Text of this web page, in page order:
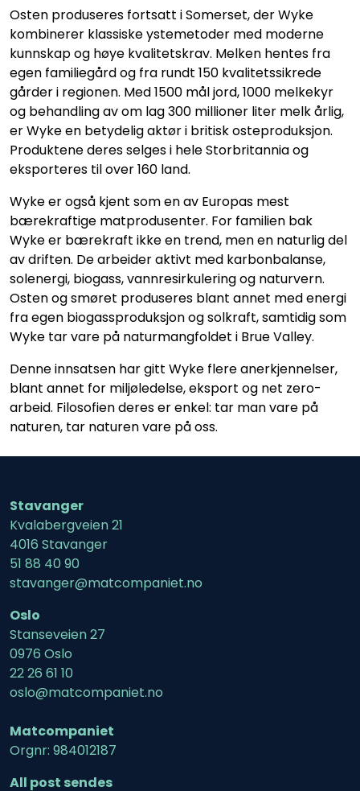
Osten produseres fortsatt i Somerset, der Wyke
kombinerer klassiske ystemetoder med moderne
kunnskap og høye kvalitetskrav. Melken hentes fra
egen familiegård og fra rundt 150 kvalitetssikrede
gårder i regionen. Med 1500 mål jord, 1000 melkekyr
og behandling av om lag 300 millioner liter melk årlig,
er Wyke en betydelig aktør i britisk osteproduksjon.
Produktene deres selges i hele Storbritannia og
eksporteres til over 160 land.
Wyke er også kjent som en av Europas mest
bærekraftige matprodusenter. For familien bak
Wyke er bærekraft ikke en trend, men en naturlig del
av driften. De arbeider aktivt med karbonbalanse,
solenergi, biogass, vannresirkulering og naturvern.
Osten og smøret produseres blant annet med energi
fra egen biogassproduksjon og solkraft, samtidig som
Wyke tar vare på naturmangfoldet i Brue Valley.
Denne innsatsen har gitt Wyke flere anerkjennelser,
blant annet for miljøledelse, eksport og net zero-
arbeid. Filosofien deres er enkel: tar man vare på
naturen, tar naturen vare på oss.
Stavanger
Kvalabergveien 21
4016 Stavanger
51 88 40 90
stavanger@matcompaniet.no
Oslo
Stanseveien 27
0976 Oslo
22 26 61 10
oslo@matcompaniet.no
Matcompaniet
Orgnr: 984012187
All post sendes